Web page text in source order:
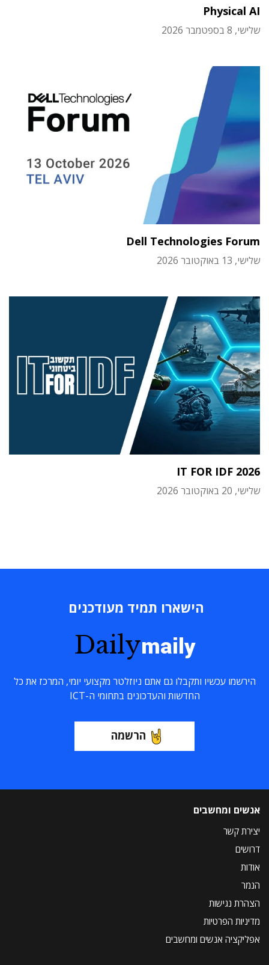
Physical AI
שלישי, 8 בספטמבר 2026
Dell Technologies Forum
שלישי, 13 באוקטובר 2026
IT FOR IDF 2026
שלישי, 20 באוקטובר 2026
הישארו תמיד מעודכנים
Dailymaily
הירשמו עכשיו ותקבלו גם אתם ניוזלטר מקצועי יומי, המרכז את כל
החדשות והעדכונים בתחומי ה-ICT
הרשמה
אנשים ומחשבים
יצירת קשר
דרושים
אודות
הנמר
הצהרת נגישות
מדיניות הפרטיות
אפליקציה אנשים ומחשבים